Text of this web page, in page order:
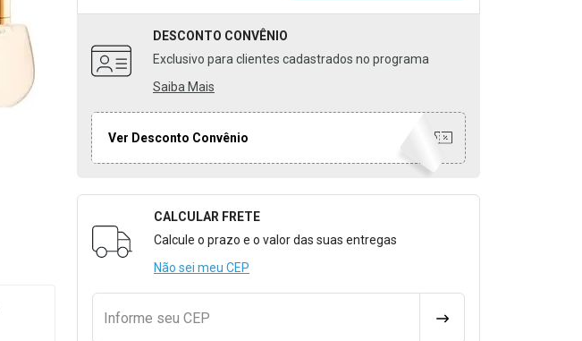
DESCONTO CONVÊNIO
Exclusivo para clientes cadastrados no programa
Saiba Mais
Ver Desconto Convênio
Formulário para Calcular o Frete
CALCULAR FRETE
Calcule o prazo e o valor das suas entregas
Não sei meu CEP
Informe seu CEP CALCULAR FRETE